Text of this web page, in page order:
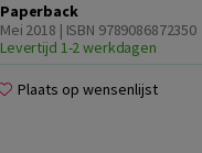
Paperback
Mei 2018 | ISBN 9789086872350
Levertijd 1-2 werkdagen
Plaats op wensenlijst